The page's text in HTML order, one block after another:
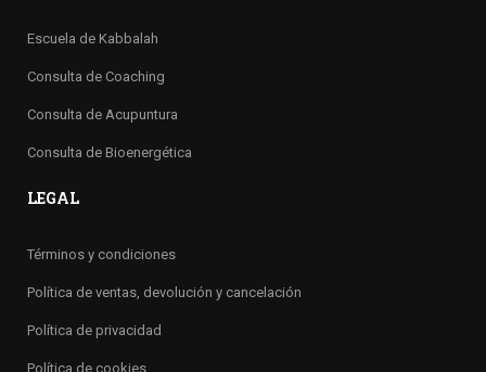
Escuela de Kabbalah
Consulta de Coaching
Consulta de Acupuntura
Consulta de Bioenergética
LEGAL
Términos y condiciones
Política de ventas, devolución y cancelación
Política de privacidad
Política de cookies